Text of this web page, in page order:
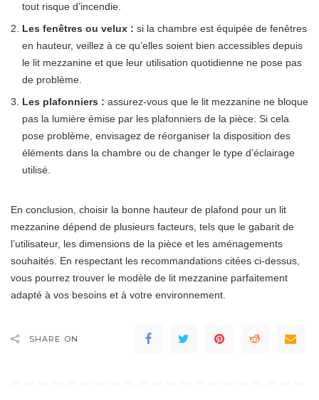
tout risque d’incendie.
Les fenêtres ou velux : si la chambre est équipée de fenêtres
en hauteur, veillez à ce qu’elles soient bien accessibles depuis
le lit mezzanine et que leur utilisation quotidienne ne pose pas
de problème.
Les plafonniers : assurez-vous que le lit mezzanine ne bloque
pas la lumière émise par les plafonniers de la pièce. Si cela
pose problème, envisagez de réorganiser la disposition des
éléments dans la chambre ou de changer le type d’éclairage
utilisé.
En conclusion, choisir la bonne hauteur de plafond pour un lit
mezzanine dépend de plusieurs facteurs, tels que le gabarit de
l’utilisateur, les dimensions de la pièce et les aménagements
souhaités. En respectant les recommandations citées ci-dessus,
vous pourrez trouver le modèle de lit mezzanine parfaitement
adapté à vos besoins et à votre environnement.
SHARE ON